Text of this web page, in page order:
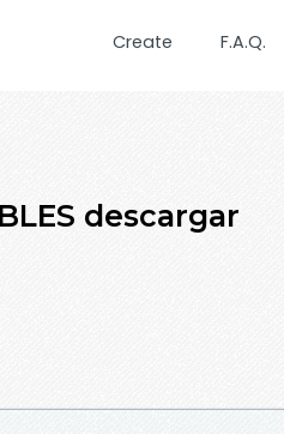
Create F.A.Q.
descargar